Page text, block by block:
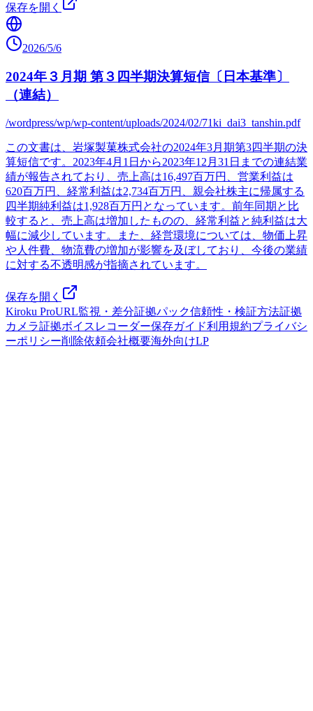
保存を開く
2026/5/6
2024年３月期 第３四半期決算短信〔日本基準〕
（連結）
/wordpress/wp/wp-content/uploads/2024/02/71ki_dai3_tanshin.pdf
この文書は、岩塚製菓株式会社の2024年3月期第3四半期の決
算短信です。2023年4月1日から2023年12月31日までの連結業
績が報告されており、売上高は16,497百万円、営業利益は
620百万円、経常利益は2,734百万円、親会社株主に帰属する
四半期純利益は1,928百万円となっています。前年同期と比
較すると、売上高は増加したものの、経常利益と純利益は大
幅に減少しています。また、経営環境については、物価上昇
や人件費、物流費の増加が影響を及ぼしており、今後の業績
に対する不透明感が指摘されています。
保存を開く
Kiroku ProURL監視・差分証拠パック信頼性・検証方法証拠
カメラ証拠ボイスレコーダー保存ガイド利用規約プライバシ
ーポリシー削除依頼会社概要海外向けLP